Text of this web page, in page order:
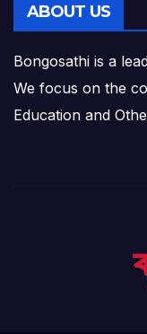
ABOUT US
Bongosathi is a
We focus on the
Education and